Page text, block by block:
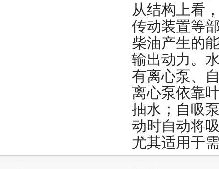
从结构上看
传动装置等
柴油产生的
输出动力。
有离心泵、
离心泵依靠
抽水；自吸
动时自动将
尤其适用于